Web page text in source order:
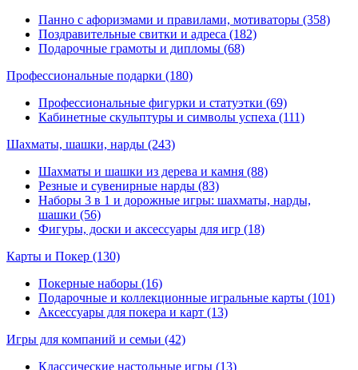
Панно с афоризмами и правилами, мотиваторы (358)
Поздравительные свитки и адреса (182)
Подарочные грамоты и дипломы (68)
Профессиональные подарки (180)
Профессиональные фигурки и статуэтки (69)
Кабинетные скульптуры и символы успеха (111)
Шахматы, шашки, нарды (243)
Шахматы и шашки из дерева и камня (88)
Резные и сувенирные нарды (83)
Наборы 3 в 1 и дорожные игры: шахматы, нарды,
шашки (56)
Фигуры, доски и аксессуары для игр (18)
Карты и Покер (130)
Покерные наборы (16)
Подарочные и коллекционные игральные карты (101)
Аксессуары для покера и карт (13)
Игры для компаний и семьи (42)
Классические настольные игры (13)